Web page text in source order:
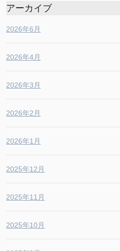
アーカイブ
2026年6月
2026年4月
2026年3月
2026年2月
2026年1月
2025年12月
2025年11月
2025年10月